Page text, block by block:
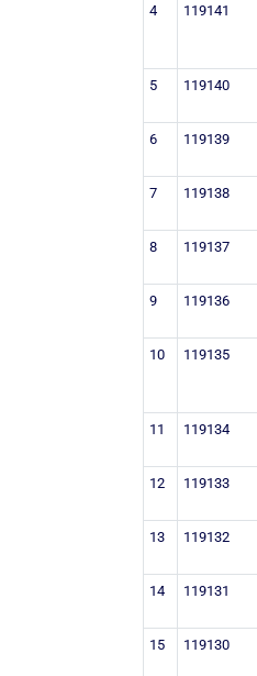
4 119141
5 119140
6
119139
7
119138
8
119137
9
119136
10
119135
11 119134
12
119133
13
119132
14
119131
15
119130